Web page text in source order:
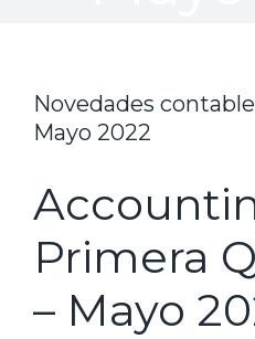
Novedades
Mayo 2022
Primera
– Mayo